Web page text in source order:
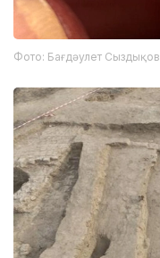
Фото: Бағдәулет Сыздықов